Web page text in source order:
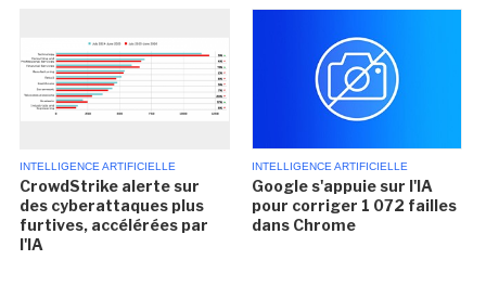
INTELLIGENCE ARTIFICIELLE
CrowdStrike alerte sur
des cyberattaques plus
furtives, accélérées par
l'IA
INTELLIGENCE ARTIFICIELLE
Google s'appuie sur l'IA
pour corriger 1 072 failles
dans Chrome